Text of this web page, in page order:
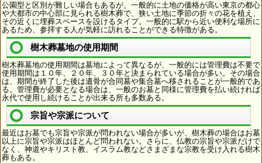
公園型と区別が難しい場合もあるが、一般的に土地の価格が高い東京の都心
や大都市の中心部に見られる樹木葬で、狭い土地に季節の折々の花を植え、
その近くに埋葬スペースを設けるタイプ。一般的に駅から近い便利な場所に
あるため、参拝する人が気軽に訪れることができる特徴がある。
樹木葬墓地の使用期間
樹木葬墓地の使用期間は墓地によって異なるが、一般的には管理費は不要で
使用期間は１０年、２０年、３０年と決まられている場合が多い。その場合
は、期間が終了した後は遺骨が合同墓や集合墓へ移されることが一般的であ
る。管理費が必要となる場合は、一般のお墓と同様に管理費を払い続ければ
永代で使用し続けることが出来る所も多数ある。
宗旨や宗派について
最近はお墓でも宗旨や宗派が問われない場合が多いが、樹木葬の場合はお墓
以上に宗旨や宗派はほとんど問われない。さらに、仏教の宗旨や宗派だけで
なく、神道やキリスト教、イスラム教などさまざまな宗教を受け入れる樹木
葬もある。